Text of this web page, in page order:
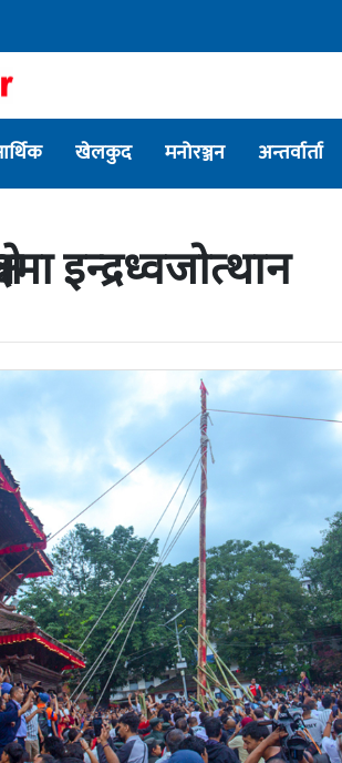
खेलकुद मनोरञ्जन अन्तर्वार्ता
इन्द्रध्वजोत्थान